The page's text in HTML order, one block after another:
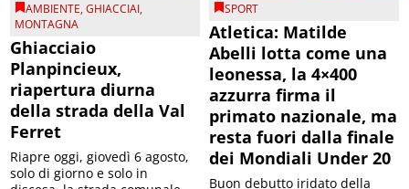
AMBIENTE,GHIACCIAI,
MONTAGNA
Ghiacciaio
Planpincieux,
riapertura diurna
della strada della Val
Ferret
Riapre oggi, giovedì 6 agosto,
solo di giorno e solo in
SPORT
Atletica: Matilde
Abelli lotta come una
leonessa, la 4×400
azzurra firma il
primato nazionale, ma
resta fuori dalla finale
dei Mondiali Under 20
Buon debutto iridato della